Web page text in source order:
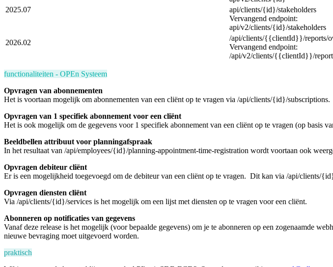
2025.07
api/clients/{id}/stakeholders
Vervangend endpoint:
api/v2/clients/{id}/stakeholders
2026.02
/api/clients/{{clientId}}/reports/
Vervangend endpoint:
/api/v2/clients/{{clientId}}/
functionaliteiten - OPEn Systeem
Opvragen van abonnementen
Het is voortaan mogelijk om abonnementen van een cliënt op te vragen via /api/clients/{id}/subscriptions.
Opvragen van 1 specifiek abonnement voor een cliënt
Het is ook mogelijk om de gegevens voor 1 specifiek abonnement van een cliënt op te vragen (op
Beeldbellen attribuut voor planningafspraak
In het resultaat van /api/employees/{id}/planning-appointment-time-registration wordt voortaan ook
Opvragen debiteur cliënt
Er is een mogelijkheid toegevoegd om de debiteur van een cliënt op te vragen. Dit kan via /api/clients/
Opvragen diensten cliënt
Via /api/clients/{id}/services is het mogelijk om een lijst met diensten op te vragen voor een cliënt.
Abonneren op notificaties van gegevens
Vanaf deze release is het mogelijk (voor bepaalde gegevens) om je te abonneren op een zogenaamde
nieuwe bevraging moet uitgevoerd worden.
praktisch